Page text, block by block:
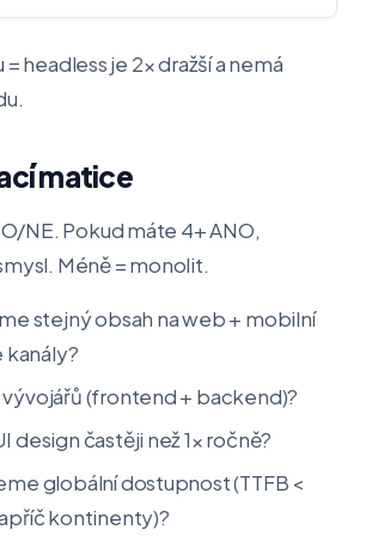
headless je 2× dražší a nemá
matice
NE. Pokud máte 4+ ANO,
Méně = monolit.
stejný obsah na web + mobilní
kanály?
vývojářů (frontend + backend)?
design častěji než 1× ročně?
globální dostupnost (TTFB <
kontinenty)?